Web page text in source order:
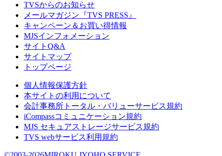
TVSからのお知らせ
メールマガジン『TVS PRESS』
キャンペーン＆お買い得情報
MJSインフォメーション
サイトQ&A
サイトマップ
トップページ
個人情報保護方針
本サイトの利用について
会計事務所トータル・バリューサービス規約
iCompassコミュニケーション規約
MJS セキュアストレージサービス規約
TVS webサービス利用規約